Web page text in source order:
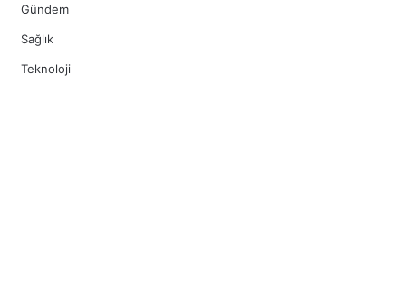
Gündem
Sağlık
Teknoloji